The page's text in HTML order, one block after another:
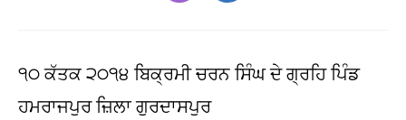
window window
੧੦ ਕੱਤਕ ੨੦੧੪ ਬਿਕ੍ਰਮੀ ਚਰਨ ਸਿੰਘ ਦੇ ਗ੍ਰਹਿ ਪਿੰਡ
ਹਮਰਾਜਪੁਰ ਜ਼ਿਲਾ ਗੁਰਦਾਸਪੁਰ